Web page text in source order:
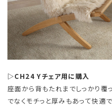
▷CH24 Yチェア用に購入
座面から背もたれまでしっかり覆
でなくモチっと厚みもあって快適で